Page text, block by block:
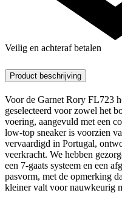
Veilig en achteraf betalen
Product beschrijving
Voor de Garnet Rory FL723
geselecteerd voor zowel het
voering, aangevuld met een
low-top sneaker is voorzien
vervaardigd in Portugal,
veerkracht. We hebben
een 7-gaats systeem en een
pasvorm, met de opmerking
kleiner valt voor nauwkeurig